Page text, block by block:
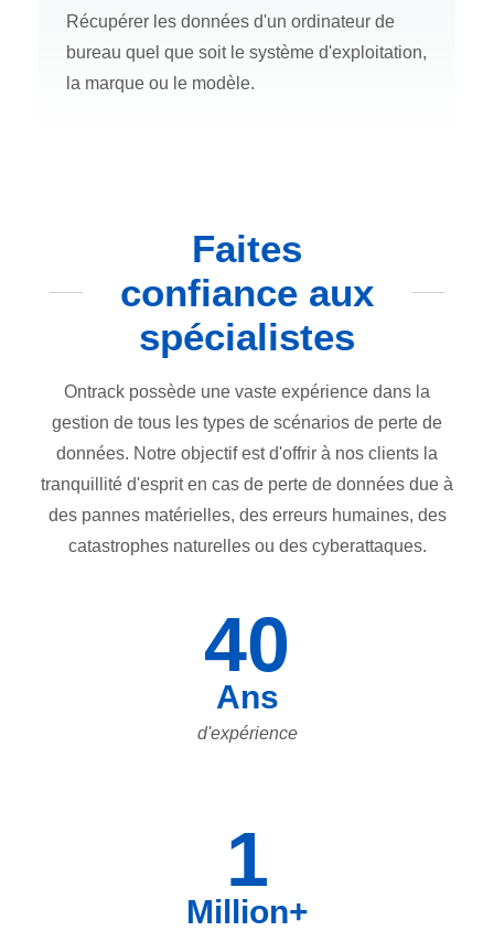
Récupérer les données d'un ordinateur de
bureau quel que soit le système d'exploitation,
la marque ou le modèle.
Faites
confiance aux
spécialistes
Ontrack possède une vaste expérience dans la
gestion de tous les types de scénarios de perte de
données. Notre objectif est d'offrir à nos clients la
tranquillité d'esprit en cas de perte de données due à
des pannes matérielles, des erreurs humaines, des
catastrophes naturelles ou des cyberattaques.
40
Ans
d'expérience
1
Million+